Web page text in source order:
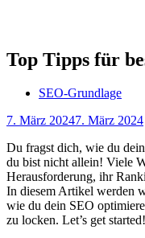
Top Tipps für
SEO-Grundlage
7. März 20247. März 2024
Du fragst dich,‌ wie du
du bist nicht allein! Viele
Herausforderung, ‍ihr
In diesem Artikel werden‍
⁤wie du dein SEO
zu locken. Let’s get started!